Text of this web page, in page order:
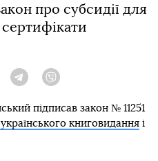
про субсидії для
Twitter Telegram
підписав закон № 11251
книговидання і